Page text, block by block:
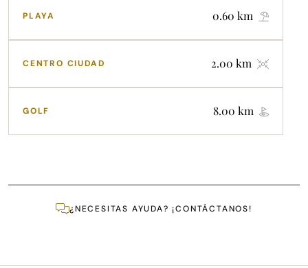
PLAYA 0.60 km
CENTRO CIUDAD 2.00 km
GOLF 8.00 km
¿NECESITAS AYUDA? ¡CONTÁCTANOS!